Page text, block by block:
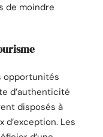
de moindre
opportunités
d’authenticité
disposés à
Les